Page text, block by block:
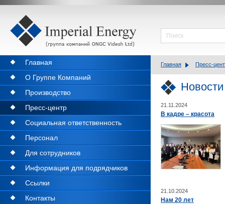
Главная Пресс-
Новости
21.11.2024
В кадре – красота
21.10.2024
Нам 20 лет
Главная
О Группе Компаний
Производство
Пресс-центр
Социальная ответственность
Персонал
Для сотрудников
Информация для подрядчиков
Ссылки
Контакты